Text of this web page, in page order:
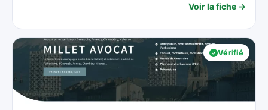
Voir la fiche →
Vérifié